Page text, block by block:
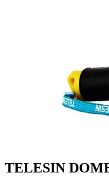
TELESIN